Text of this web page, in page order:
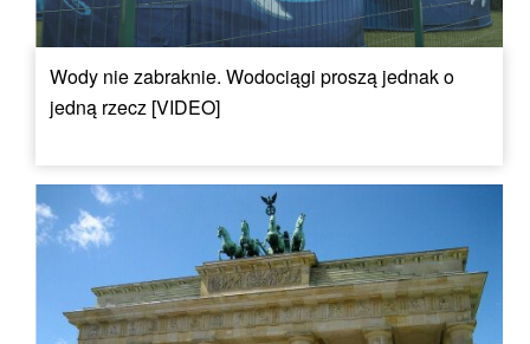
Wody nie zabraknie. Wodociągi proszą jednak o
jedną rzecz [VIDEO]